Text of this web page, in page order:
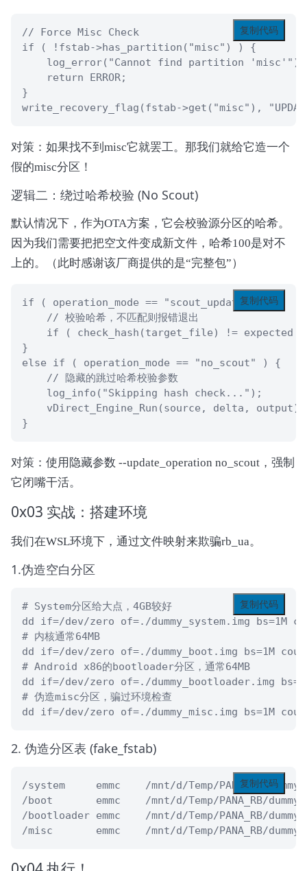
复制代码
// Force Misc Check
if ( !fstab->has_partition("misc") ) {
    log_error("Cannot find partition 'misc'");
    return ERROR;
}
write_recovery_flag(fstab->get("misc"),
对策：如果找不到misc它就罢工。那我们就给它造一个
假的misc分区！
逻辑二：绕过哈希校验 (No Scout)
默认情况下，作为OTA方案，它会校验源分区的哈希。
因为我们需要把把空文件变成新文件，哈希100是对不
上的。（此时感谢该厂商提供的是“完整包”）
复制代码
if ( operation_mode == "scout_update" ) {
    // 校验哈希，不匹配则报错退出
if ( check_hash(target_file) != expected
}
else if ( operation_mode == "no_scout" ) {
    // 隐藏的跳过哈希校验参数
    log_info("Skipping hash check...");
    vDirect_Engine_Run(source, delta, output);
}
对策：使用隐藏参数 --update_operation no_scout，强制
它闭嘴干活。
0x03 实战：搭建环境
我们在WSL环境下，通过文件映射来欺骗rb_ua。
1.伪造空白分区
复制代码
# System分区给大点，4GB较好
dd if=/dev/zero of=./dummy_system.img bs=1M
# 内核通常64MB
dd if=/dev/zero of=./dummy_boot.img bs=1M
# Android x86的bootloader分区，通常64MB
dd if=/dev/zero of=./dummy_bootloader.img
# 伪造misc分区，骗过环境检查
dd if=/dev/zero of=./dummy_misc.img bs=1M
2. 伪造分区表 (fake_fstab)
复制代码
/system     emmc    /mnt/d/Temp/PANA_RB/
/boot       emmc    /mnt/d/Temp/PANA_RB/
/bootloader emmc    /mnt/d/Temp/PANA_RB/
/misc       emmc    /mnt/d/Temp/PANA_RB/